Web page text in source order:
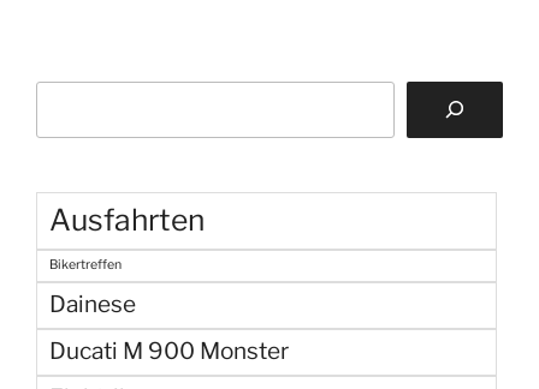
Ausfahrten
Bikertreffen
Dainese
Ducati M 900 Monster